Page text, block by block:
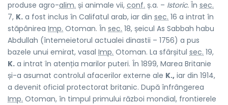
produse agro-alim. și animale vii, conf. ș.a. – Istoric. În sec.
7, K. a fost inclus în Califatul arab, iar din sec. 16 a intrat în
stăpânirea Imp. Otoman. În sec. 18, șeicul As Sabbah habu
Abdullah (întemeietorul actualei dinastii – 1756) a pus
bazele unui emirat, vasal Imp. Otoman. La sfârșitul sec. 19,
K. a intrat în atenția marilor puteri. În 1899, Marea Britanie
și-a asumat controlul afacerilor externe ale K., iar din 1914,
a devenit oficial protectorat britanic. După înfrângerea
Imp. Otoman, în timpul primului război mondial, frontierele